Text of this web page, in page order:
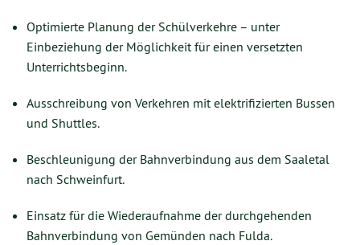
Optimierte Planung der Schülverkehre – unter
Einbeziehung der Möglichkeit für einen versetzten
Unterrichtsbeginn.
Ausschreibung von Verkehren mit elektrifizierten Bussen
und Shuttles.
Beschleunigung der Bahnverbindung aus dem Saaletal
nach Schweinfurt.
Einsatz für die Wiederaufnahme der durchgehenden
Bahnverbindung von Gemünden nach Fulda.